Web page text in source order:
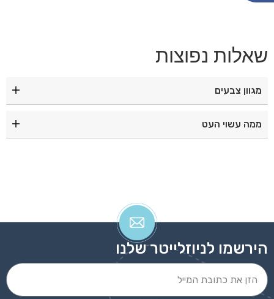
שאלות נפוצות
מגוון צבעים
ממה עשוי העט
הירשמו לניוזלייטר שלנו